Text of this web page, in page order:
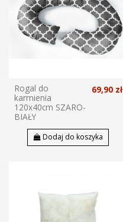
Rogal do
karmienia
120x40cm SZARO-
BIAŁY
69,90 zł
Dodaj do koszyka